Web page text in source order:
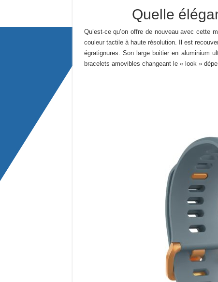
Quelle
Qu’est-ce qu’on offre de nouveau avec cette
couleur tactile à haute résolution. Il est
égratignures. Son large boitier en aluminium
bracelets amovibles changeant le « look »